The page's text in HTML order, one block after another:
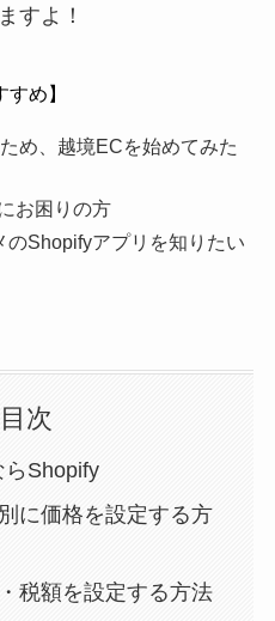
すよ！
め】
め、越境ECを始めてみた
お困りの方
Shopifyアプリを知りたい
目次
らShopify
に価格を設定する方
税額を設定する方法